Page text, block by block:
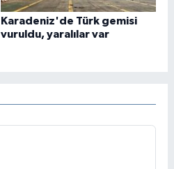
Karadeniz'de Türk gemisi
vuruldu, yaralılar var